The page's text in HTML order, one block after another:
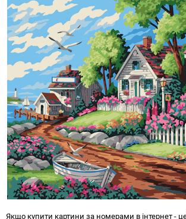
Якщо купити картини за номерами в інтернет -